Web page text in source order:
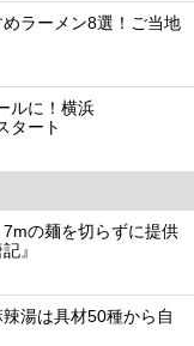
めラーメン8選！ご当地
ルに！横浜
タート
の麺を切らずに提供
』
湯は具材50種から自